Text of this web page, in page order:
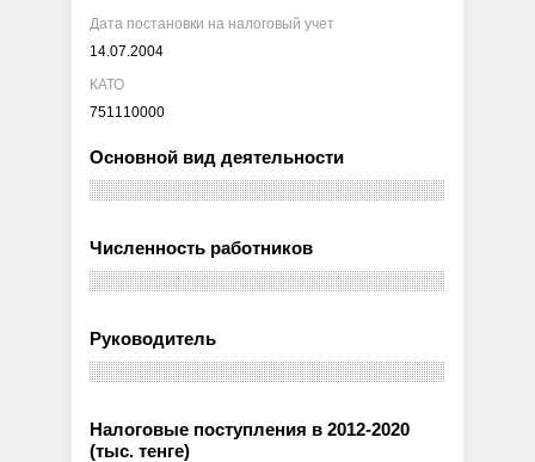
Дата постановки на налоговый учет
14.07.2004
КАТО
751110000
Основной вид деятельности
Численность работников
Руководитель
Налоговые поступления в 2012-2020
(тыс. тенге)